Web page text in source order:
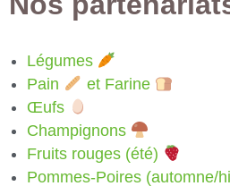
Légumes
Pain
et Farine
Œufs
Champignons
Fruits rouges (été)
Pommes-Poires (automne/